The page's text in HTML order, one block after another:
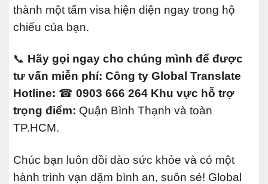
thành một tấm visa hiện diện ngay trong hộ
chiếu của bạn.
📞 Hãy gọi ngay cho chúng mình để được
tư vấn miễn phí: Công ty Global Translate
Hotline: ☎ 0903 666 264 Khu vực hỗ trợ
trọng điểm: Quận Bình Thạnh và toàn
TP.HCM.
Chúc bạn luôn dồi dào sức khỏe và có một
hành trình vạn dặm bình an, suôn sẻ! Global